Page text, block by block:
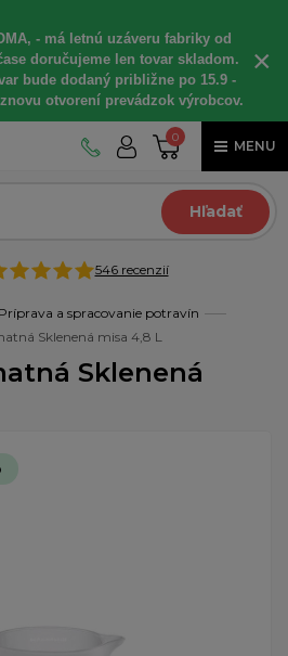
- má letnú uzáveru fabriky od
doručujeme len tovar skladom.
bude dodaný približne po 15.9 -
otvorení prevádzok výrobcov.
×
0
MENU
Hľadať
546 recenzií
Príprava a spracovanie potravín
Sklenená misa 4,8 L
Sklenená